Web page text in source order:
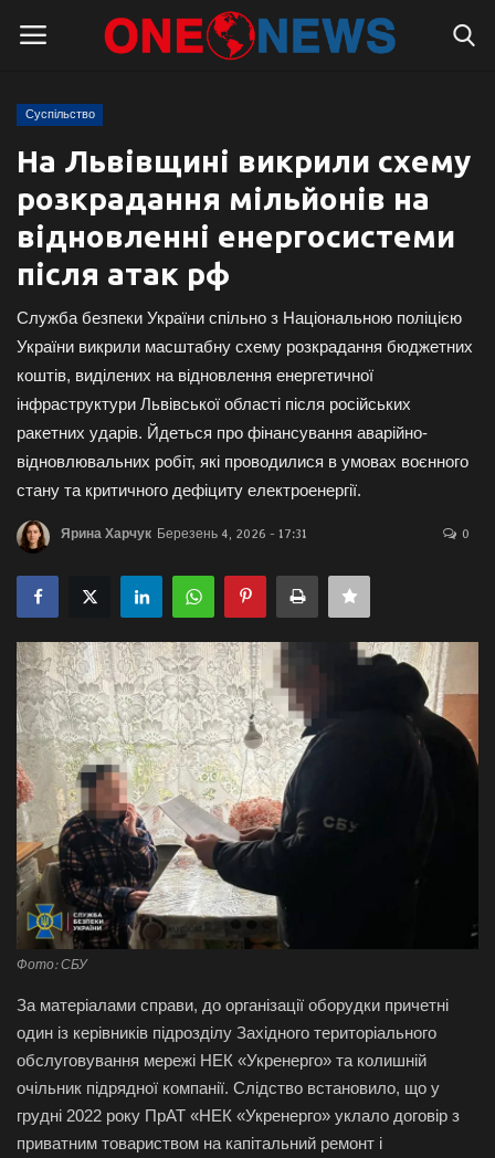
Логін
Головна
Контакти
Про нас
Підтримати проєкт
Правила для блогерів
Суспільство
Галерея
Політика
Економіка
Технології
Спорт
Авто
Відео
Мова
English
Суспільство
На Львівщині викрили схему
розкрадання мільйонів на
відновленні енергосистеми
після атак рф
Служба безпеки України спільно з Національною поліцією
України викрили масштабну схему розкрадання бюджетних
коштів, виділених на відновлення енергетичної
інфраструктури Львівської області після російських
ракетних ударів. Йдеться про фінансування аварійно-
відновлювальних робіт, які проводилися в умовах воєнного
стану та критичного дефіциту електроенергії.
Ярина Харчук Березень 4, 2026 - 17:31 0
Фото: СБУ
За матеріалами справи, до організації оборудки причетні
один із керівників підрозділу Західного територіального
обслуговування мережі НЕК «Укренерго» та колишній
очільник підрядної компанії. Слідство встановило, що у
грудні 2022 року ПрАТ «НЕК «Укренерго» уклало договір з
приватним товариством на капітальний ремонт і